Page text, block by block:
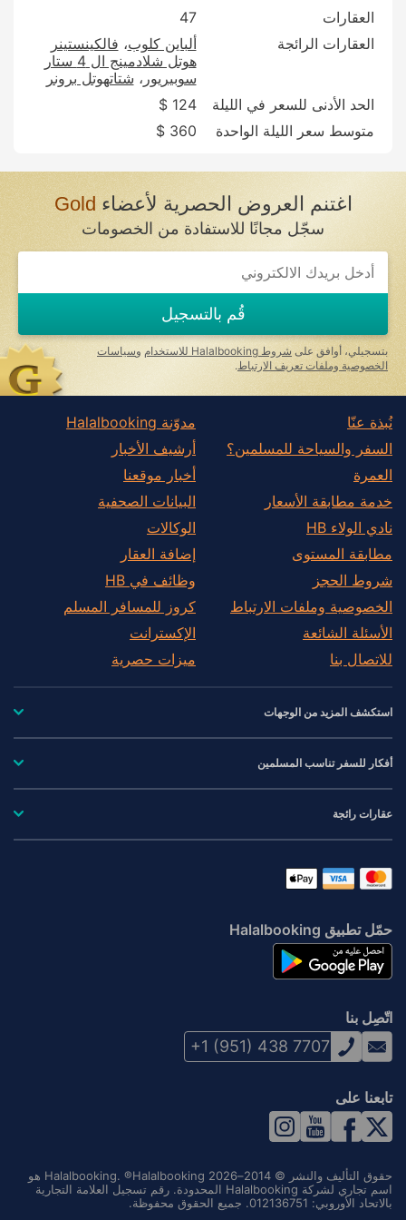
العقارات
47
العقارات الرائجة
ألباين كلوب فالكينستينر
هوتل شلادمينج ال 4 ستار
سوبيريور
شتاتهوتل برونر
الحد الأدنى للسعر في الليلة
124 $
متوسط سعر الليلة الواحدة
360 $
اغتنم العروض الحصرية لأعضاءGold
سجّل مجانًا للاستفادة من الخصومات
If
you
ignore
this
field
قُم بالتسجيل
بتسجيلي، أوافق على شروط Halalbooking للاستخدام وسياسات
الخصوصية وملفات تعريف الارتباط .
نُبذة عنّا
السفر والسياحة للمسلمين؟
العمرة
خدمة مطابقة الأسعار
نادي الولاء HB
مطابقة المستوى
شروط الحجز
الخصوصية وملفات الارتباط
الأسئلة الشائعة
للاتصال بنا
مدوّنة Halalbooking
أرشيف الأخبار
أخبار موقعنا
البيانات الصحفية
الوكالات
إضافة العقار
وظائف في HB
كروز للمسافر المسلم
الإكسترانت
ميزات حصرية
استكشف المزيد من الوجهات
أفكار للسفر تناسب المسلمين
عقارات رائجة
حمّل تطبيق Halalbooking
اتّصِل بنا
+1 (951) 438 7707
تابعنا على
حقوق التأليف والنشر © 2014–2026 Halalbooking. ®Halalbooking هو
اسم تجاري لشركة Halalbooking المحدودة. رقم تسجيل العلامة التجارية
بالاتحاد الأوروبي: 012136751. جميع الحقوق محفوظة.